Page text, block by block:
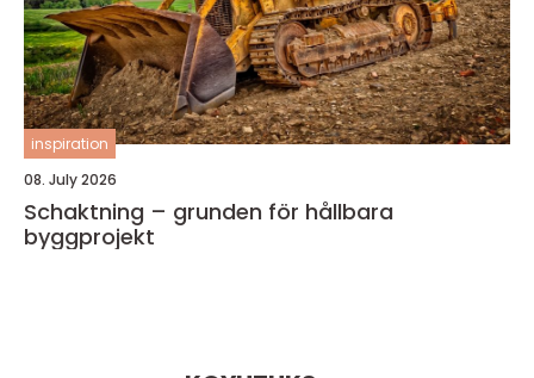
inspiration
08. July 2026
Schaktning – grunden för hållbara
byggprojekt